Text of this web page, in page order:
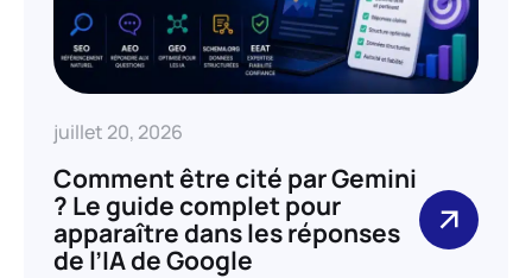
juillet 20, 2026
Comment être cité par Gemini
? Le guide complet pour
apparaître dans les réponses
de l’IA de Google